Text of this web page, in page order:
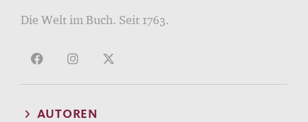
Die Welt im Buch. Seit 1763.
AUTOREN